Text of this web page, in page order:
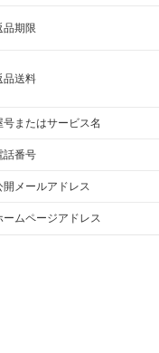
品期限
品送料
号またはサービス名
話番号
開メールアドレス
ームページアドレス